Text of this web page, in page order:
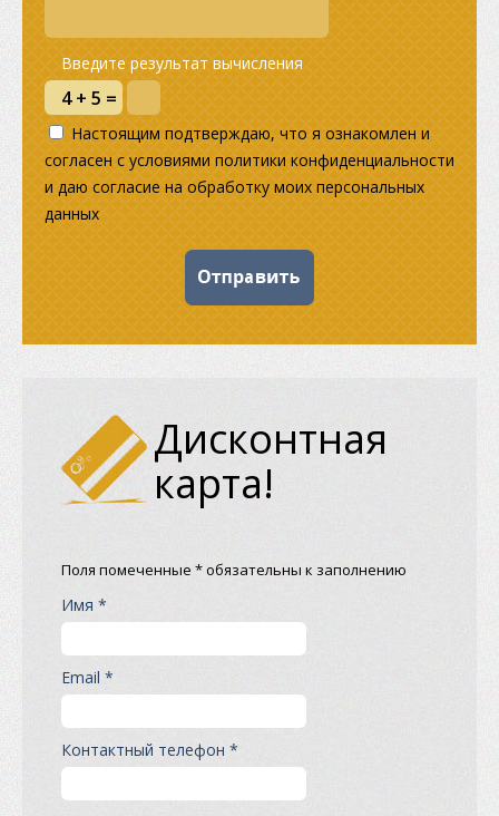
Введите результат вычисления
Настоящим подтверждаю, что я ознакомлен и
согласен с условиями политики конфиденциальности
и даю согласие на обработку моих персональных
данных
Дисконтная
карта!
Поля помеченные * обязательны к заполнению
Имя *
Email *
Контактный телефон *